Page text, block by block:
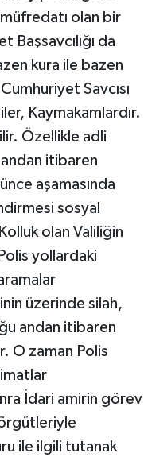
müfredatı olan bir
Başsavcılığı da
kura ile bazen
Savcısı
Kaymakamlardır.
Özellikle adli
itibaren
aşamasında
sosyal
olan Valiliğin
yollardaki
üzerinde silah,
andan itibaren
O zaman Polis
İdari amirin görev
ile ilgili tutanak